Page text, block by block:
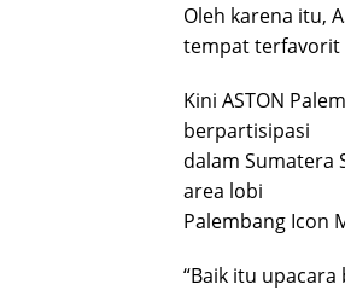
Oleh karena itu,
tempat terfavorit
Kini ASTON
berpartisipasi
dalam Sumatera
area lobi
Palembang Icon
“Baik itu